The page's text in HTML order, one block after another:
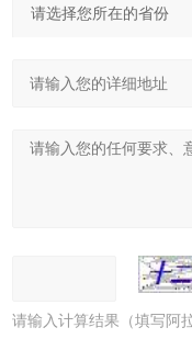
请输入计算结果（填写阿